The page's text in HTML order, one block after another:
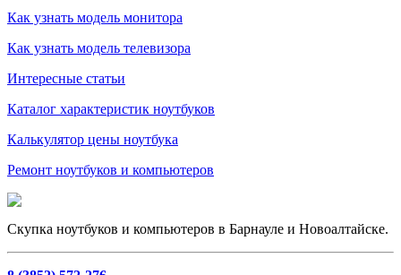
Как узнать модель монитора
Как узнать модель телевизора
Интересные статьи
Каталог характеристик ноутбуков
Калькулятор цены ноутбука
Ремонт ноутбуков и компьютеров
Скупка ноутбуков и компьютеров в Барнауле и Новоалтайске.